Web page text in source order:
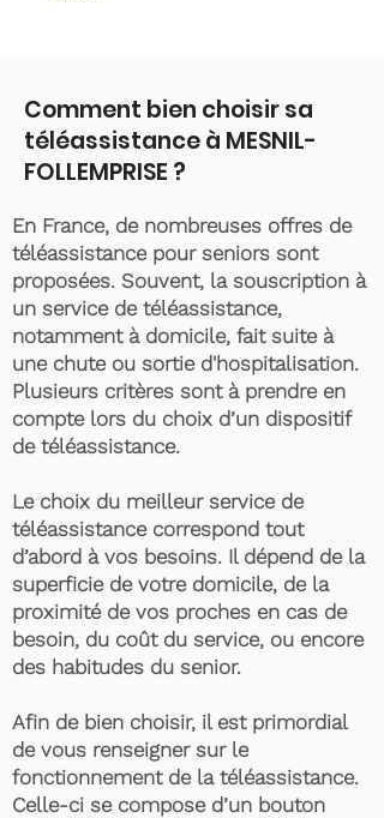
Comment bien choisir sa
téléassistance à MESNIL-
FOLLEMPRISE ?
En France, de nombreuses offres de
téléassistance pour seniors sont
proposées. Souvent, la souscription à
un service de téléassistance,
notamment à domicile, fait suite à
une chute ou sortie d'hospitalisation.
Plusieurs critères sont à prendre en
compte lors du choix d’un dispositif
de téléassistance.
Le choix du meilleur service de
téléassistance correspond tout
d’abord à vos besoins. Il dépend de la
superficie de votre domicile, de la
proximité de vos proches en cas de
besoin, du coût du service, ou encore
des habitudes du senior.
Afin de bien choisir, il est primordial
de vous renseigner sur le
fonctionnement de la téléassistance.
Celle-ci se compose d’un bouton